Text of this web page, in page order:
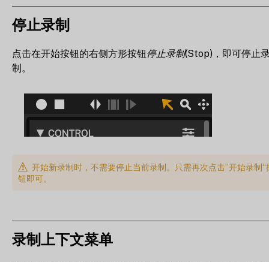
停止录制
点击在开始按钮的右侧方形按钮停止录制(Stop)，即可停止
制。
开始新录制时，不需要停止当前录制。只需再次点击”开始录制“
钮即可。
录制上下文菜单